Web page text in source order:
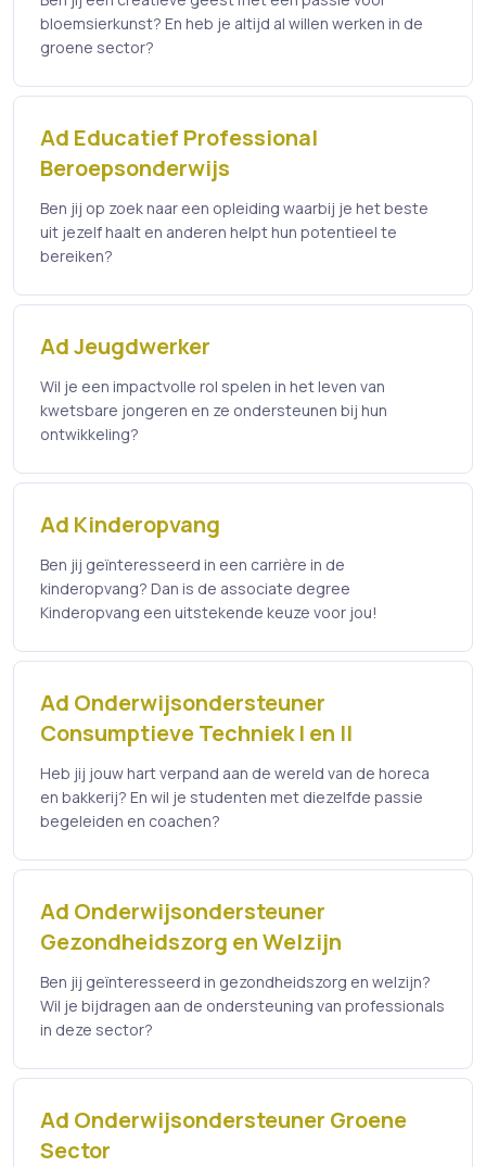
bloemsierkunst? En heb je altijd al willen werken in de
groene sector?
Ad Educatief Professional
Beroepsonderwijs
Ben jij op zoek naar een opleiding waarbij je het beste
uit jezelf haalt en anderen helpt hun potentieel te
bereiken?
Ad Jeugdwerker
Wil je een impactvolle rol spelen in het leven van
kwetsbare jongeren en ze ondersteunen bij hun
ontwikkeling?
Ad Kinderopvang
Ben jij geïnteresseerd in een carrière in de
kinderopvang? Dan is de associate degree
Kinderopvang een uitstekende keuze voor jou!
Ad Onderwijsondersteuner
Consumptieve Techniek I en II
Heb jij jouw hart verpand aan de wereld van de horeca
en bakkerij? En wil je studenten met diezelfde passie
begeleiden en coachen?
Ad Onderwijsondersteuner
Gezondheidszorg en Welzijn
Ben jij geïnteresseerd in gezondheidszorg en welzijn?
Wil je bijdragen aan de ondersteuning van professionals
in deze sector?
Ad Onderwijsondersteuner Groene
Sector